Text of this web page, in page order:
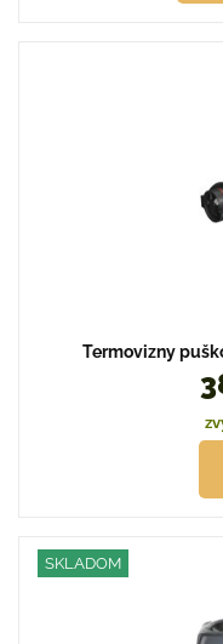
Termovizny
SKLADOM